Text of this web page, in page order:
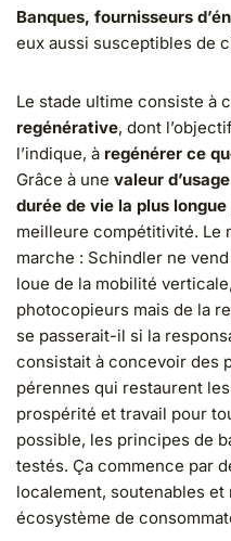
Banques, fournisseurs
eux aussi susceptibles de
Le stade ultime consiste à
regénérative, dont
l’indique, à regénérer ce
Grâce à une valeur
durée de vie la plus
meilleure compétitivité. Le
marche : Schindler ne
loue de la mobilité
photocopieurs mais de la
se passerait-il si la
consistait à concevoir des
pérennes qui restaurent
prospérité et travail pour
possible, les principes de
testés. Ça commence par
localement, soutenables
écosystème de